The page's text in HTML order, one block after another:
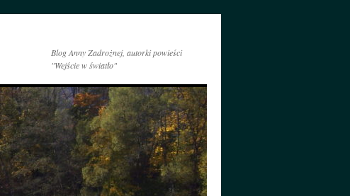
Blog Anny Zadrożnej, autorki powieści
"Wejście w światło"